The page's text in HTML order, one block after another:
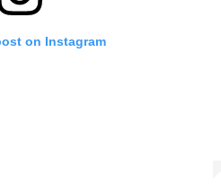
on Instagram